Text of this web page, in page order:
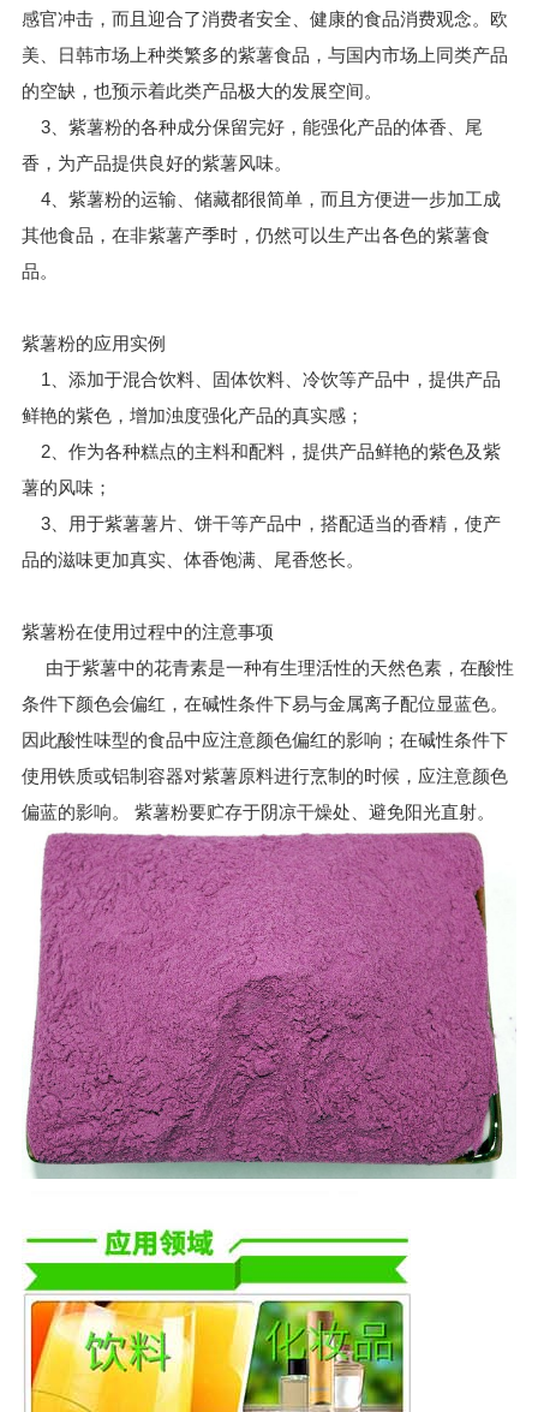
感官冲击，而且迎合了消费者安全、健康的食品消费观念。欧
美、日韩市场上种类繁多的紫薯食品，与国内市场上同类产品
的空缺，也预示着此类产品极大的发展空间。
3、紫薯粉的各种成分保留完好，能强化产品的体香、尾
香，为产品提供良好的紫薯风味。
4、紫薯粉的运输、储藏都很简单，而且方便进一步加工成
其他食品，在非紫薯产季时，仍然可以生产出各色的紫薯食
品。
紫薯粉的应用实例
1、添加于混合饮料、固体饮料、冷饮等产品中，提供产品
鲜艳的紫色，增加浊度强化产品的真实感；
2、作为各种糕点的主料和配料，提供产品鲜艳的紫色及紫
薯的风味；
3、用于紫薯薯片、饼干等产品中，搭配适当的香精，使产
品的滋味更加真实、体香饱满、尾香悠长。
紫薯粉在使用过程中的注意事项
由于紫薯中的花青素是一种有生理活性的天然色素，在酸性
条件下颜色会偏红，在碱性条件下易与金属离子配位显蓝色。
因此酸性味型的食品中应注意颜色偏红的影响；在碱性条件下
使用铁质或铝制容器对紫薯原料进行烹制的时候，应注意颜色
偏蓝的影响。 紫薯粉要贮存于阴凉干燥处、避免阳光直射。